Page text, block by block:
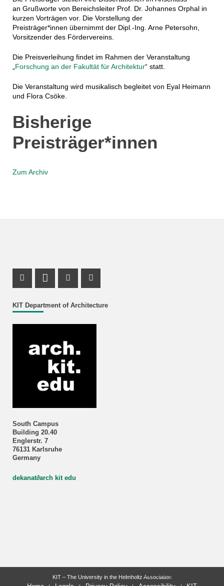
an Grußworte von Bereichsleiter Prof. Dr. Johannes Orphal in
kurzen Vorträgen vor. Die Vorstellung der
Preisträger*innen übernimmt der Dipl.-Ing. Arne Petersohn,
Vorsitzender des Fördervereins.
Die Preisverleihung findet im Rahmen der Veranstaltung
Forschung an der Fakultät für Architektur“ statt.
Die Veranstaltung wird musikalisch begleitet von Eyal Heimann
und Flora Csöke.
Bisherige
Preisträger*innen
Zum Archiv
KIT Department of Architecture
South Campus
Building 20.40
Englerstr. 7
76131 Karlsruhe
Germany
dekanat∂arch kit edu
Instagram Profile
LinkedIn Profile
Youtube Profile
Facebook Profile
last change: 2026-04-10
KIT – The University in the Helmholtz Association